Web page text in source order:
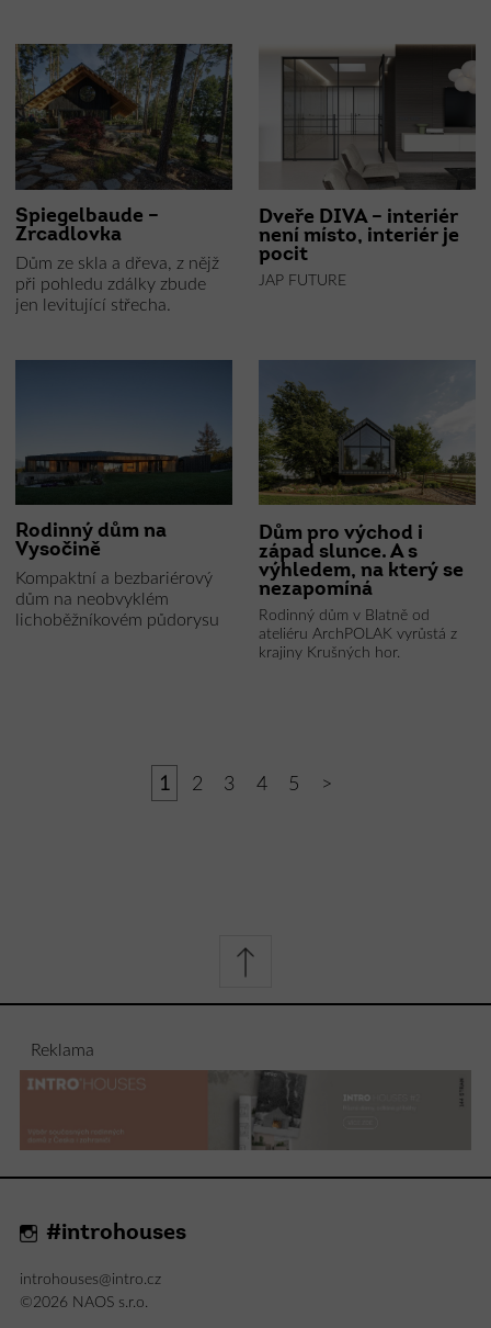
Spiegelbaude –
Zrcadlovka
Dům ze skla a dřeva, z nějž
při pohledu zdálky zbude
jen levitující střecha.
Dveře DIVA – interiér
není místo, interiér je
pocit
JAP FUTURE
Rodinný dům na
Vysočině
Kompaktní a bezbariérový
dům na neobvyklém
lichoběžníkovém půdorysu
Dům pro východ i
západ slunce. A s
výhledem, na který se
nezapomíná
Rodinný dům v Blatně od
ateliéru ArchPOLAK vyrůstá z
krajiny Krušných hor.
1 2 3 4 5 >
Reklama
#introhouses
introhouses@intro.cz
©2026 NAOS s.r.o.